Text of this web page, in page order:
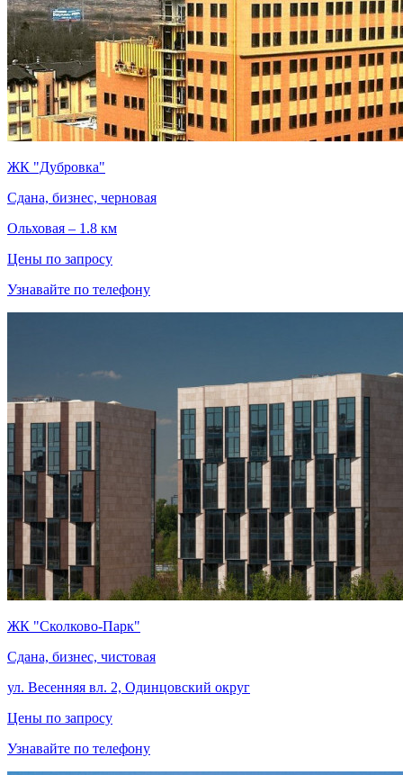
ЖК "Дубровка"
Сдана, бизнес, черновая
Ольховая – 1.8 км
Цены по запросу
Узнавайте по телефону
ЖК "Сколково-Парк"
Сдана, бизнес, чистовая
ул. Весенняя вл. 2, Одинцовский округ
Цены по запросу
Узнавайте по телефону